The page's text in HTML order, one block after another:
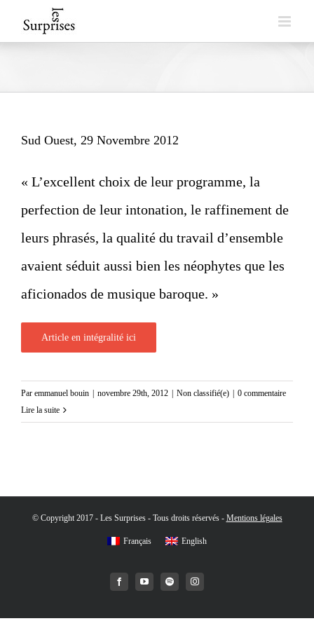
to
Sud Ouest, 29 Novembre 2012
« L’excellent choix de leur programme, la
perfection de leur intonation, le raffinement de
leurs phrasés, la qualité du travail d’ensemble
avaient séduit aussi bien les néophytes que les
aficionados de musique baroque. »
Article en intégralité ici
Par emmanuel bouin novembre 29th, 2012 Non classifié(e)
0 commentaire
Lire la suite
© Copyright 2017 - Les Surprises - Tous droits réservés - Mentions légales
Français English
FacebookYouTubeSpotifyInstagram